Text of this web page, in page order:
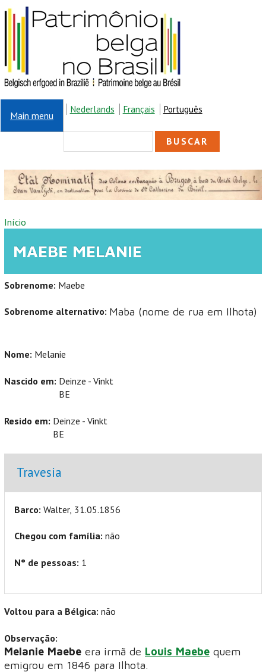
Pular para o conteúdo principal
Main menu
Nederlands Français Português
FORMULÁRIO DE
BUSCA
VOCÊ ESTÁ AQUI
Início
MAEBE MELANIE
Sobrenome: Maebe
Sobrenome alternativo: Maba (nome de rua em Ilhota)
Nome: Melanie
Nascido em: Deinze - Vinkt
BE
Resido em: Deinze - Vinkt
BE
Ocultar
Travesia
Barco: Walter, 31.05.1856
Chegou com família: não
N° de pessoas: 1
Voltou para a Bélgica: não
Observação:
Melanie Maebe era irmã de Louis Maebe quem
emigrou em 1846 para Ilhota.